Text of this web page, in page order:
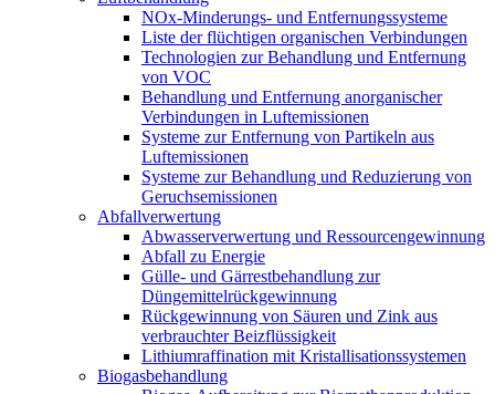
NOx-Minderungs- und Entfernungssysteme
Liste der flüchtigen organischen Verbindungen
Technologien zur Behandlung und Entfernung
von VOC
Behandlung und Entfernung anorganischer
Verbindungen in Luftemissionen
Systeme zur Entfernung von Partikeln aus
Luftemissionen
Systeme zur Behandlung und Reduzierung von
Geruchsemissionen
Abfallverwertung
Abwasserverwertung und Ressourcengewinnung
Abfall zu Energie
Gülle- und Gärrestbehandlung zur
Düngemittelrückgewinnung
Rückgewinnung von Säuren und Zink aus
verbrauchter Beizflüssigkeit
Lithiumraffination mit Kristallisationssystemen
Biogasbehandlung